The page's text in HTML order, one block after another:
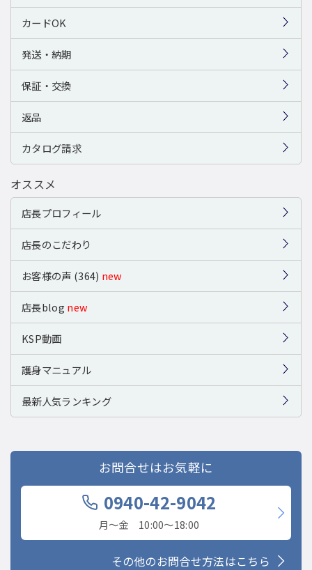
カードOK
発送・納期
保証・交換
返品
カタログ請求
オススメ
店長プロフィール
店長のこだわり
お客様の声 (364) new
店長blog new
KSP動画
護身マニュアル
最新人気ランキング
お問合せはお気軽に
0940-42-9042
月〜金 10:00〜18:00
その他のお問合せ方法はこちら